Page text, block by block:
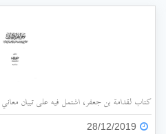
كتاب لقدامة بن جعفر، اشتمل فيه على تبيان
28/12/2019